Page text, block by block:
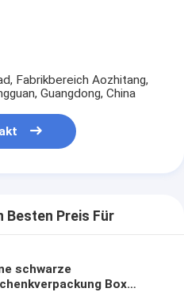
Fabrikbereich Aozhitang,
Guangdong, China
Besten Preis Für
schwarze
Box